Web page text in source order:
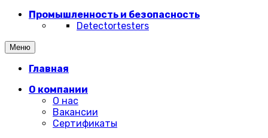
Промышленность и безопасность
Detectortesters
Меню
Главная
О компании
О нас
Вакансии
Сертификаты